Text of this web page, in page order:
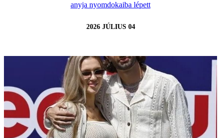
anyja nyomdokaiba lépett
2026 JÚLIUS 04